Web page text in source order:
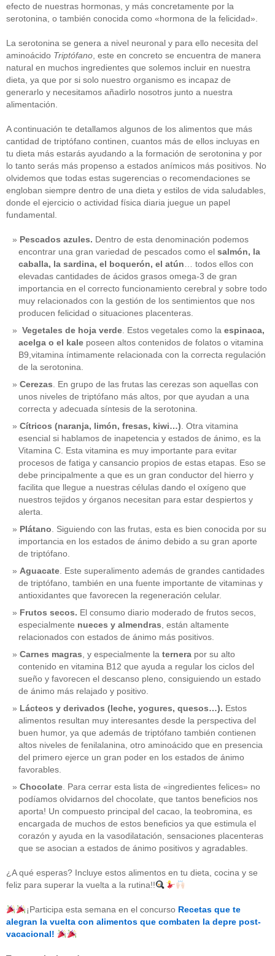
CATEGORÍAS
acido-folico (4)
alergias(3)
alimentos(22)
alimentos-perjudiaciales (17)
antioxidantes (6)
beneficios-salud(53)
calcio
efecto de nuestras hormonas, y más concretamente por la
serotonina, o también conocida como «hormona de la felicidad».
La serotonina se genera a nivel neuronal y para ello necesita del
aminoácido Triptófano, este en concreto se encuentra de manera
natural en muchos ingredientes que solemos incluir en nuestra
dieta, ya que por si solo nuestro organismo es incapaz de
generarlo y necesitamos añadirlo nosotros junto a nuestra
alimentación.
A continuación te detallamos algunos de los alimentos que más
cantidad de triptófano continen, cuantos más de ellos incluyas en
tu dieta más estarás ayudando a la formación de serotonina y por
lo tanto serás más propenso a estados anímicos más positivos. No
olvidemos que todas estas sugerencias o recomendaciones se
engloban siempre dentro de una dieta y estilos de vida saludables,
donde el ejercicio o actividad física diaria juegue un papel
fundamental.
Pescados azules. Dentro de esta denominación podemos
encontrar una gran variedad de pescados como el salmón, la
caballa, la sardina, el boquerón, el atún… todos ellos con
elevadas cantidades de ácidos grasos omega-3 de gran
importancia en el correcto funcionamiento cerebral y sobre todo
muy relacionados con la gestión de los sentimientos que nos
producen felicidad o situaciones placenteras.
Vegetales de hoja verde. Estos vegetales como la espinaca,
acelga o el kale poseen altos contenidos de folatos o vitamina
B9,vitamina íntimamente relacionada con la correcta regulación
de la serotonina.
Cerezas. En grupo de las frutas las cerezas son aquellas con
unos niveles de triptófano más altos, por que ayudan a una
correcta y adecuada síntesis de la serotonina.
Cítricos (naranja, limón, fresas, kiwi…). Otra vitamina
esencial si hablamos de inapetencia y estados de ánimo, es la
Vitamina C. Esta vitamina es muy importante para evitar
procesos de fatiga y cansancio propios de estas etapas. Eso se
debe principalmente a que es un gran conductor del hierro y
facilita que llegue a nuestras células dando el oxígeno que
nuestros tejidos y órganos necesitan para estar despiertos y
alerta.
Plátano. Siguiendo con las frutas, esta es bien conocida por su
importancia en los estados de ánimo debido a su gran aporte
de triptófano.
Aguacate. Este superalimento además de grandes cantidades
de triptófano, también en una fuente importante de vitaminas y
antioxidantes que favorecen la regeneración celular.
Frutos secos. El consumo diario moderado de frutos secos,
especialmente nueces y almendras, están altamente
relacionados con estados de ánimo más positivos.
Carnes magras, y especialmente la ternera por su alto
contenido en vitamina B12 que ayuda a regular los ciclos del
sueño y favorecen el descanso pleno, consiguiendo un estado
de ánimo más relajado y positivo.
Lácteos y derivados (leche, yogures, quesos…). Estos
alimentos resultan muy interesantes desde la perspectiva del
buen humor, ya que además de triptófano también contienen
altos niveles de fenilalanina, otro aminoácido que en presencia
del primero ejerce un gran poder en los estados de ánimo
favorables.
Chocolate. Para cerrar esta lista de «ingredientes felices» no
podíamos olvidarnos del chocolate, que tantos beneficios nos
aporta! Un compuesto principal del cacao, la teobromina, es
encargada de muchos de estos beneficios ya que estimula el
corazón y ayuda en la vasodilatación, sensaciones placenteras
que se asocian a estados de ánimo positivos y agradables.
¿A qué esperas? Incluye estos alimentos en tu dieta, cocina y se
feliz para superar la vuelta a la rutina!!
¡Participa esta semana en el concurso Recetas que te
alegran la vuelta con alimentos que combaten la depre post-
vacacional!